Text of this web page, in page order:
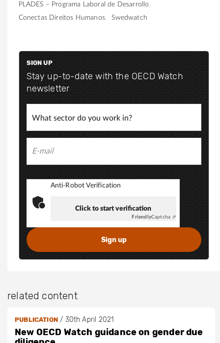
PLADES – Programa Laboral de Desarrollo
Conectas Direitos Humanos
Swedwatch
SIGN UP
Stay up-to-date with the OECD Watch
newsletter
Anti-Robot Verification
Click to start verification
FriendlyCaptcha ⇗
related content
PUBLICATION/ 30th April 2021
New OECD Watch guidance on gender due